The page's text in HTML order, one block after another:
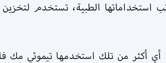
استخداماتها الطبية، تستخدم
أي أكثر من تلك استخدمها تيموثي مك